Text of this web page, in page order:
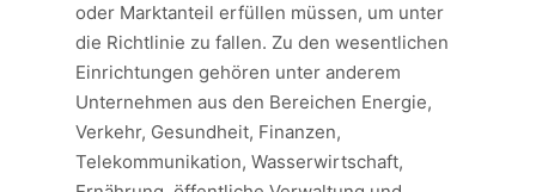
oder Marktanteil erfüllen müssen, um unter
die Richtlinie zu fallen. Zu den wesentlichen
Einrichtungen gehören unter anderem
Unternehmen aus den Bereichen Energie,
Verkehr, Gesundheit, Finanzen,
Telekommunikation, Wasserwirtschaft,